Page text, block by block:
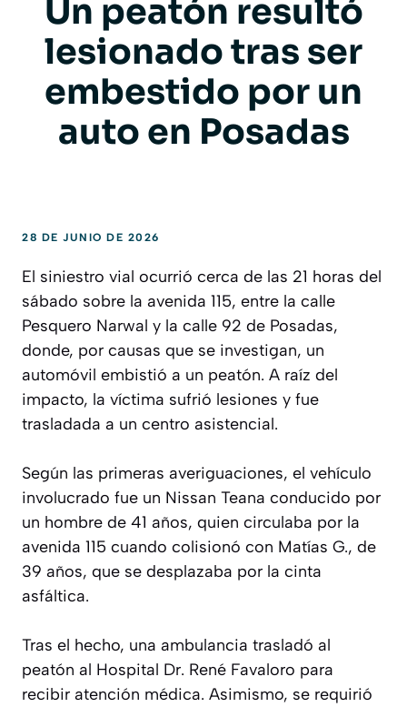
Un peatón resultó
lesionado tras ser
embestido por un
auto en Posadas
28 DE JUNIO DE 2026
El siniestro vial ocurrió cerca de las 21 horas del
sábado sobre la avenida 115, entre la calle
Pesquero Narwal y la calle 92 de Posadas,
donde, por causas que se investigan, un
automóvil embistió a un peatón. A raíz del
impacto, la víctima sufrió lesiones y fue
trasladada a un centro asistencial.
Según las primeras averiguaciones, el vehículo
involucrado fue un Nissan Teana conducido por
un hombre de 41 años, quien circulaba por la
avenida 115 cuando colisionó con Matías G., de
39 años, que se desplazaba por la cinta
asfáltica.
Tras el hecho, una ambulancia trasladó al
peatón al Hospital Dr. René Favaloro para
recibir atención médica. Asimismo, se requirió